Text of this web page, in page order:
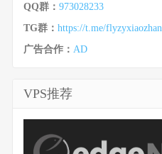
QQ群： 973028233
TG群： https://t.me/flyzyxiaozhan
广告合作： AD
VPS推荐